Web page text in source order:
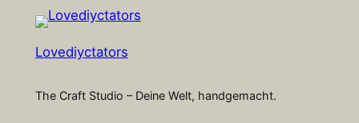
Lovediyctators
The Craft Studio – Deine Welt, handgemacht.